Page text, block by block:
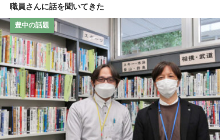
職員さんに話を聞いてきた
豊中の話題